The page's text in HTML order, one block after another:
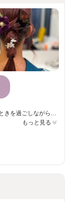
花ユイでは、穏やかな雰囲気の空間で心地よいひとときを過ごしながら、美しさを引き立てるまつげパーマを体験できます。自然で上品な仕上がりを求める方にぴったりの施術を提供し、ビューラーいらずの毎日の簡単なメイクをサポート。忙しい朝も、鏡を見る度に自信を感じることができるでしょう。マンツーマンの丁寧なカウンセリングで、お客様の目元に合わせた最適なデザインを実現します。幅広いお客様にご利用いただき、居心地の良いプライベート空間でリラックスした時間をお楽しみください。駐車場も完備しており、ご来店を心よりお待ちしております。
もっと見る